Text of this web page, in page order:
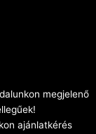
megjelenő
ajánlatkérés